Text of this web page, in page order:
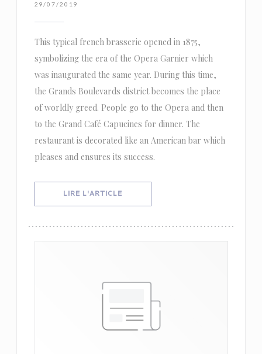
29/07/2019
This typical french brasserie opened in 1875,
symbolizing the era of the Opera Garnier which
was inaugurated the same year. During this time,
the Grands Boulevards district becomes the place
of worldly greed. People go to the Opera and then
to the Grand Café Capucines for dinner. The
restaurant is decorated like an American bar which
pleases and ensures its success.
LIRE L'ARTICLE